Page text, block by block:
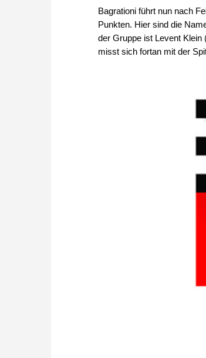
Bagrationi führt nun nach
Punkten. Hier sind die
der Gruppe ist Levent
misst sich fortan mit der